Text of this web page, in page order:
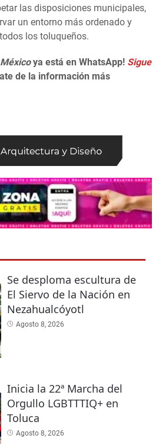
las disposiciones municipales,
un entorno más ordenado y
los toluqueños.
ya está en WhatsApp! Sigue
de la información más
Se desploma escultura de
El Siervo de la Nación en
Nezahualcóyotl
Agosto 8, 2026
Inicia la 22ª Marcha del
Orgullo LGBTTTIQ+ en
Toluca
Agosto 8, 2026